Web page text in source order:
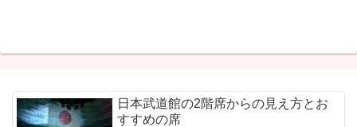
日本武道館の2階席からの見え方とお
すすめの席